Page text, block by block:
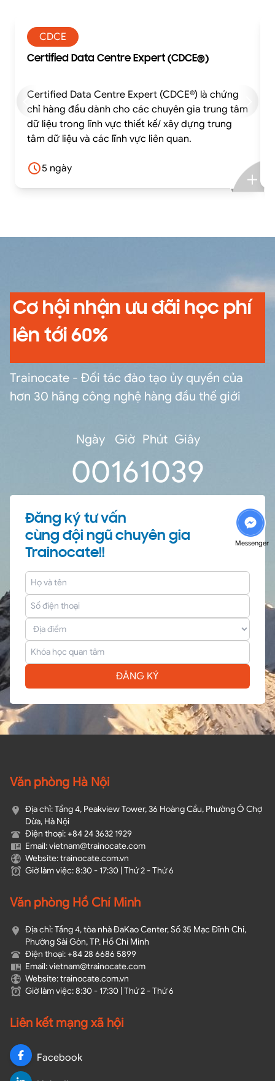
CDCE
Certified Data Centre Expert (CDCE®)
Certified Data Centre Expert (CDCE®) là chứng
chỉ hàng đầu dành cho các chuyên gia trung tâm
dữ liệu trong lĩnh vực thiết kế/ xây dựng trung
tâm dữ liệu và các lĩnh vực liên quan.
5 ngày
Cơ hội nhận ưu đãi học phí
lên tới 60%
Trainocate - Đối tác đào tạo ủy quyền của
hơn 30 hãng công nghệ hàng đầu thế giới
Ngày
00
Giờ
16
Phút
10
Giây
38
Đăng ký tư vấn
cùng đội ngũ chuyên gia
Trainocate!!
ĐĂNG KÝ
Văn phòng Hà Nội
Địa chỉ: Tầng 4, Peakview Tower, 36 Hoàng Cầu, Phường Ô Chợ
Dừa, Hà Nội
Điện thoại: +84 24 3632 1929
Email: vietnam@trainocate.com​
Website: trainocate.com.vn
Giờ làm việc: 8:30 - 17:30 | Thứ 2 - Thứ 6
Văn phòng Hồ Chí Minh
Địa chỉ: Tầng 4, tòa nhà ĐaKao Center, Số 35 Mạc Đĩnh Chi,
Phường Sài Gòn, TP. Hồ Chí Minh
Điện thoại: +84 28 6686 5899
Email: vietnam@trainocate.com​
Website: trainocate.com.vn
Giờ làm việc: 8:30 - 17:30 | Thứ 2 - Thứ 6
Liên kết mạng xã hội
Facebook
Messenger